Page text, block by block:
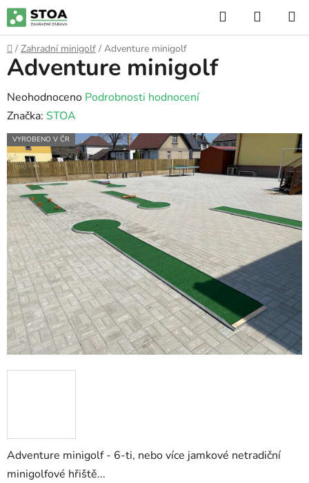
Přejít
na
obsah
Hledat
KOŠÍK
Domů
/ Zahradní minigolf / Adventure minigolf
Adventure minigolf - 6-ti, nebo více jamkové netradiční
minigolfové hřiště...
Adventure minigolf
Průměrné
hodnocení
produktu
je
0,0
z
5
hvězdiček.
Neohodnoceno Podrobnosti hodnocení
Značka: STOA
VYROBENO V ČR